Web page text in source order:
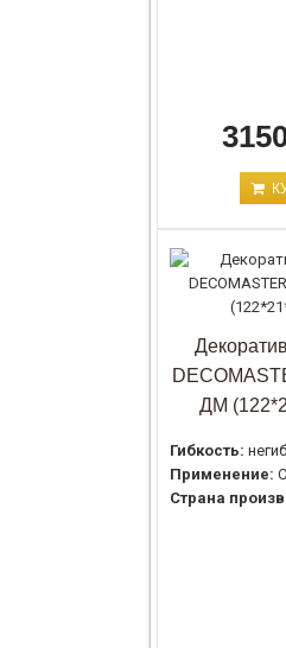
ДМ
Гибкость:
Применение:
Страна